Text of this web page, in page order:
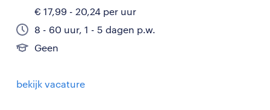
€ 17,99 - 20,24 per uur
8 - 60 uur, 1 - 5 dagen p.w.
Geen
bekijk vacature